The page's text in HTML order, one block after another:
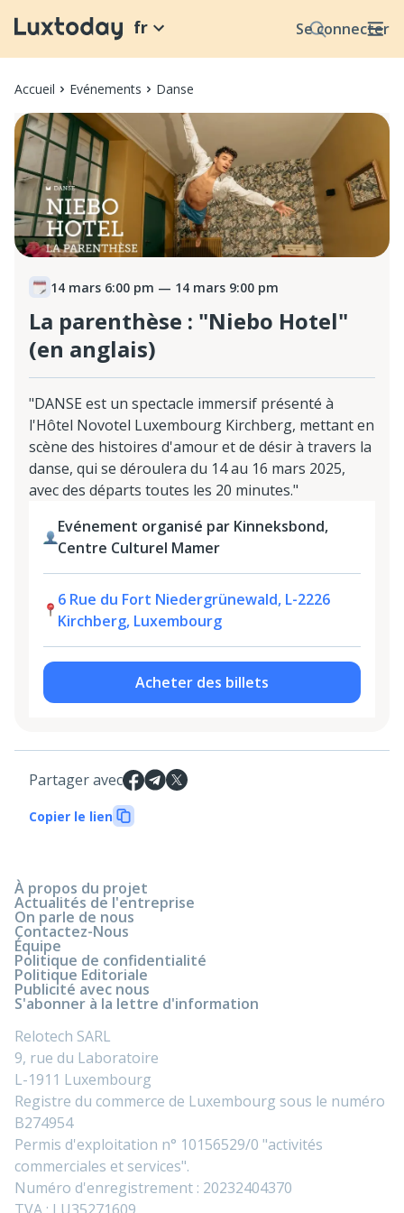
Se connecter
fr
Accueil Evénements Danse
14 mars 6:00 pm — 14 mars 9:00 pm
La parenthèse : "Niebo Hotel"
(en anglais)
"DANSE est un spectacle immersif présenté à
l'Hôtel Novotel Luxembourg Kirchberg, mettant en
scène des histoires d'amour et de désir à travers la
danse, qui se déroulera du 14 au 16 mars 2025,
avec des départs toutes les 20 minutes."
Evénement organisé par Kinneksbond,
Centre Culturel Mamer
6 Rue du Fort Niedergrünewald, L-2226
Kirchberg, Luxembourg
Acheter des billets
Partager avec
Copier le lien
À propos du projet
Actualités de l'entreprise
On parle de nous
Contactez-Nous
Équipe
Politique de confidentialité
Politique Editoriale
Publicité avec nous
S'abonner à la lettre d'information
Relotech SARL
9, rue du Laboratoire
L-1911 Luxembourg
Registre du commerce de Luxembourg sous le numéro
B274954
Permis d'exploitation n° 10156529/0 "activités
commerciales et services".
Numéro d'enregistrement : 20232404370